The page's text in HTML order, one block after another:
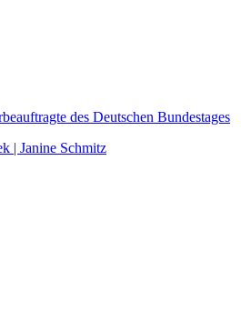
des Deutschen Bundestages
| Janine Schmitz